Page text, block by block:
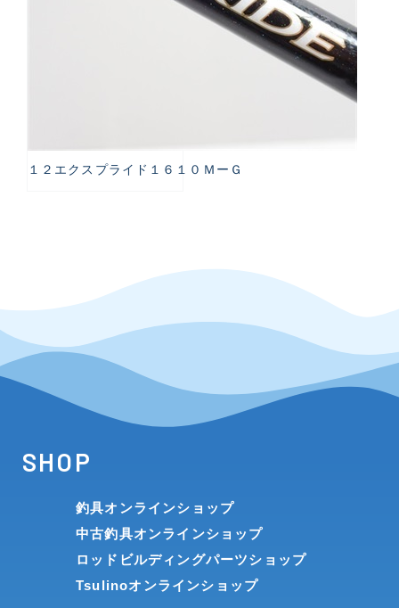
１２エクスプライド１６１０ＭーＧ
SHOP
釣具オンラインショップ
中古釣具オンラインショップ
ロッドビルディングパーツショップ
Tsulinoオンラインショップ